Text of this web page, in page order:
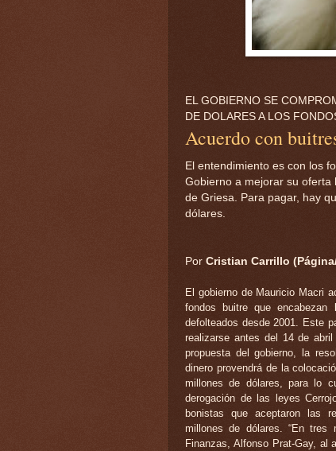
EL GOBIERNO SE
DE DOLARES A LOS
Acuerdo con
El entendimiento es con los
Gobierno a mejorar su oferta
de Griesa. Para pagar, hay
dólares.
Por Cristian Carrillo
El gobierno de Mauricio Macri
fondos buitre que
defolteados desde 2001. Este
realizarse antes del 14 de
propuesta del gobierno, la
dinero provendrá de la
millones de dólares, para lo
derogación de las leyes
bonistas que aceptaron las
millones de dólares. “En
Finanzas, Alfonso Prat-Gay, al